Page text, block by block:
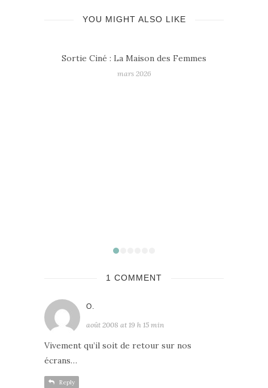
YOU MIGHT ALSO LIKE
Sortie Ciné : La Maison des Femmes
mars 2026
1 COMMENT
O.
août 2008 at 19 h 15 min
Vivement qu’il soit de retour sur nos
écrans…
Reply